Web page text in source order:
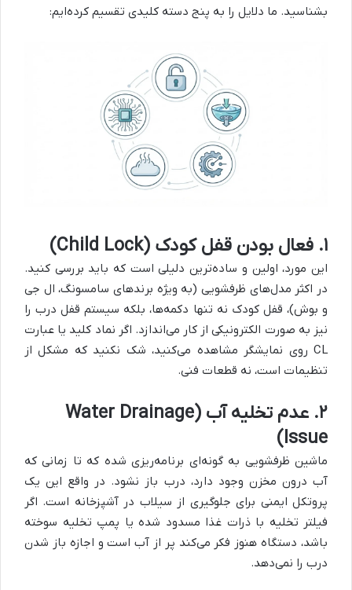
بشناسید. ما دلایل را به پنج دسته کلیدی تقسیم کرده‌ایم:
۱. فعال بودن قفل کودک (Child Lock)
این مورد، اولین و ساده‌ترین دلیلی است که باید بررسی کنید.
در اکثر مدل‌های ظرفشویی (به ویژه برندهای سامسونگ، ال جی
و بوش)، قفل کودک نه تنها دکمه‌ها، بلکه سیستم قفل درب را
نیز به صورت الکترونیکی از کار می‌اندازد. اگر نماد کلید یا عبارت
CL روی نمایشگر مشاهده می‌کنید، شک نکنید که مشکل از
تنظیمات است، نه قطعات فنی.
۲. عدم تخلیه آب (Water Drainage
Issue)
ماشین ظرفشویی به گونه‌ای برنامه‌ریزی شده که تا زمانی که
آب درون مخزن وجود دارد، درب باز نشود. در واقع این یک
پروتکل ایمنی برای جلوگیری از سیلاب در آشپزخانه است. اگر
فیلتر تخلیه با ذرات غذا مسدود شده یا پمپ تخلیه سوخته
باشد، دستگاه هنوز فکر می‌کند پر از آب است و اجازه باز شدن
درب را نمی‌دهد.